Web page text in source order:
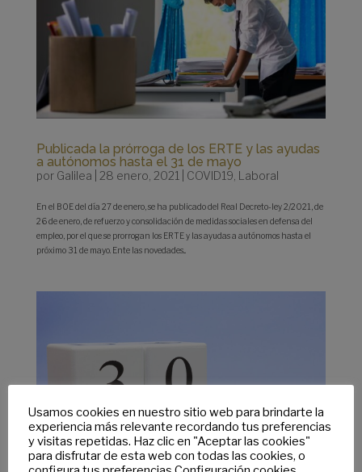
Publicada la prórroga de los ERTE y las ayudas
a autónomos hasta el 31 de mayo
por Galilea 28 enero, 2021 COVID19 Laboral
En el BOE del día 27 de enero, se ha publicado del Real Decreto-ley 2/2021, de
26 de enero, de refuerzo y consolidación de medidas sociales en defensa del
empleo, por el que se prorrogan los ERTE y las ayudas a autónomos hasta el
próximo 31 de mayo. Ente las novedades...
Usamos cookies en nuestro sitio web para brindarte la
experiencia más relevante recordando tus preferencias
y visitas repetidas. Haz clic en "Aceptar las cookies"
para disfrutar de esta web con todas las cookies, o